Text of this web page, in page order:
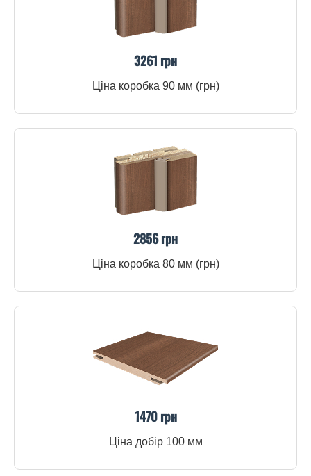
3261 грн
Ціна коробка 90 мм (грн)
2856 грн
Ціна коробка 80 мм (грн)
1470 грн
Ціна добір 100 мм